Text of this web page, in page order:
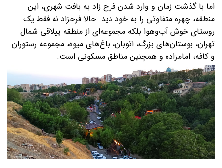
اما با گذشت زمان و وارد شدن فرح زاد به بافت شهری، این
منطقه، چهره متفاوتی را به خود دید. حالا فرحزاد نه فقط یک
روستای خوش آب‌وهوا بلکه مجموعه‌ای از منطقه ییلاقی شمال
تهران، بوستان‌های بزرگ، اتوبان، باغ‌های میوه، مجموعه رستوران
و کافه، امامزاده و همچنین مناطق مسکونی است.